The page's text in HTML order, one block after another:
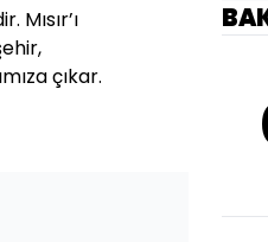
Mısır’ı
çıkar.